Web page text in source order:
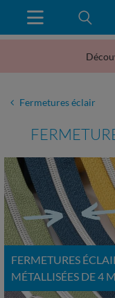
Fermetures éclair
FERMETURES
MÉTALLISÉES DE 4